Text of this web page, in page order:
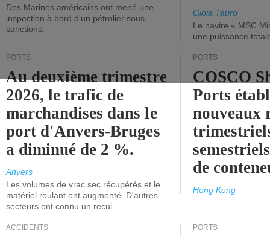
Des Marines américains ont mené une
inspection à bord d'un pétrolier sous
sanctions.
Gioia Tauro
Le navire « MSC
une puissance
PORTS
Au deuxième trimestre
2026, le trafic de
marchandises dans le
port d'Anvers-Bruges
a diminué de 2 %.
Anvers
Les volumes de vrac sec récupérés et le
matériel roulant ont augmenté. D'autres
secteurs ont connu un recul.
PORTS
COSCO
Ports
nouveaux
de
Hong Kong
ACCIDENTS PORTS